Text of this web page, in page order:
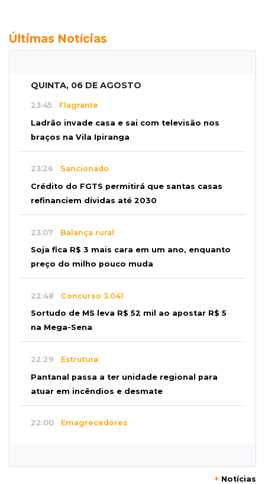
Últimas Notícias
QUINTA, 06 DE AGOSTO
23:45 Flagrante
Ladrão invade casa e sai com televisão nos
braços na Vila Ipiranga
23:26 Sancionado
Crédito do FGTS permitirá que santas casas
refinanciem dívidas até 2030
23:07 Balança rural
Soja fica R$ 3 mais cara em um ano, enquanto
preço do milho pouco muda
22:48 Concurso 3.041
Sortudo de MS leva R$ 52 mil ao apostar R$ 5
na Mega-Sena
22:29 Estrutura
Pantanal passa a ter unidade regional para
atuar em incêndios e desmate
22:00 Emagrecedores
+ Notícias